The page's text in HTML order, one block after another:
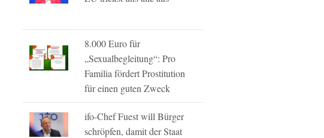
8.000 Euro für
„Sexualbegleitung“: Pro
Familia fördert Prostitution
für einen guten Zweck
ifo-Chef Fuest will Bürger
schröpfen, damit der Staat